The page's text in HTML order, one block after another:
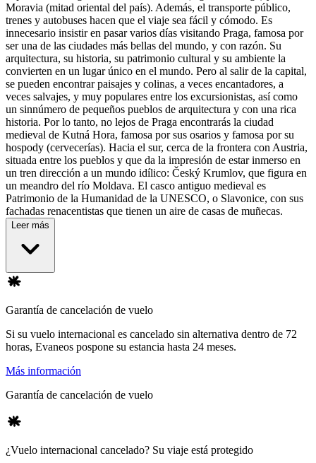
Moravia (mitad oriental del país). Además, el transporte público,
trenes y autobuses hacen que el viaje sea fácil y cómodo. Es
innecesario insistir en pasar varios días visitando Praga, famosa por
ser una de las ciudades más bellas del mundo, y con razón. Su
arquitectura, su historia, su patrimonio cultural y su ambiente la
convierten en un lugar único en el mundo. Pero al salir de la capital,
se pueden encontrar paisajes y colinas, a veces encantadores, a
veces salvajes, y muy populares entre los excursionistas, así como
un sinnúmero de pequeños pueblos de arquitectura y con una rica
historia. Por lo tanto, no lejos de Praga encontrarás la ciudad
medieval de Kutná Hora, famosa por sus osarios y famosa por su
hospody (cervecerías). Hacia el sur, cerca de la frontera con Austria,
situada entre los pueblos y que da la impresión de estar inmerso en
un tren dirección a un mundo idílico: Český Krumlov, que figura en
un meandro del río Moldava. El casco antiguo medieval es
Patrimonio de la Humanidad de la UNESCO, o Slavonice, con sus
fachadas renacentistas que tienen un aire de casas de muñecas.
Leer más
Garantía de cancelación de vuelo
Si su vuelo internacional es cancelado sin alternativa dentro de 72
horas, Evaneos pospone su estancia hasta 24 meses.
Más información
Garantía de cancelación de vuelo
¿Vuelo internacional cancelado? Su viaje está protegido